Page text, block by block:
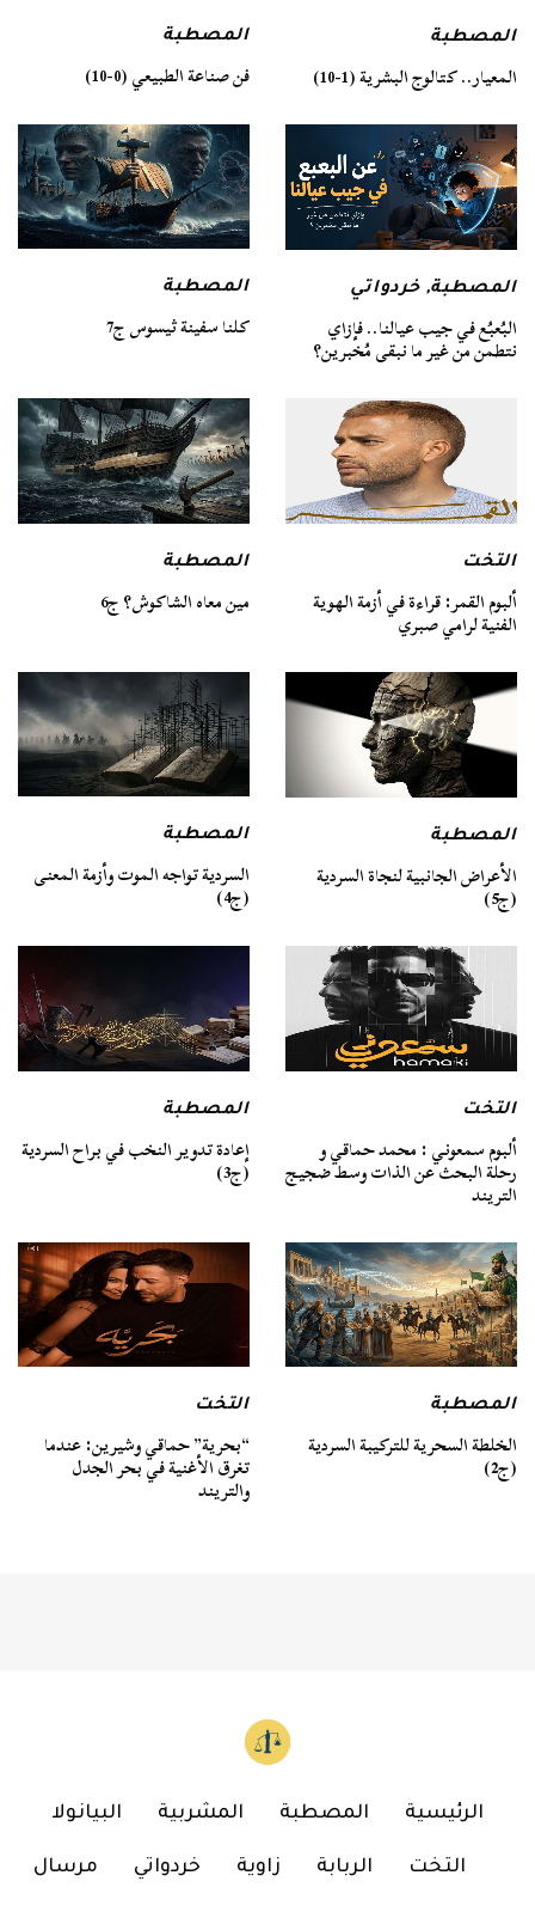
المصطبة
المعيار.. كتالوج البشرية (1-10)
المصطبة
فن صناعة الطبيعي (0-10)
المصطبة,خردواتي
البُعبُع في جيب عيالنا.. فإزاي
نتطمن من غير ما نبقى مُخبرين؟
المصطبة
كلنا سفينة ثيسوس ج7
التخت
ألبوم القمر: قراءة في أزمة الهوية
الفنية لرامي صبري
المصطبة
مين معاه الشاكوش؟ ج6
المصطبة
الأعراض الجانبية لنجاة السردية
(ج5)
المصطبة
السردية تواجه الموت وأزمة المعنى
(ج4)
التخت
ألبوم سمعوني : محمد حماقي و
رحلة البحث عن الذات وسط ضجيج
التريند
المصطبة
إعادة تدوير النخب في براح السردية
(ج3)
المصطبة
الخلطة السحرية للتركيبة السردية
(ج2)
التخت
“بحرية” حماقي وشيرين: عندما
تغرق الأغنية في بحر الجدل
والتريند
الرئيسية المصطبة المشربية البيانولا
التخت الربابة زاوية خردواتي مرسال